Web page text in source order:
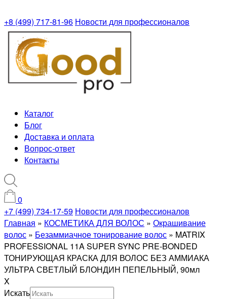
+8 (499) 717-81-96 Новости для профессионалов
Каталог
Блог
Доставка и оплата
Вопрос-ответ
Контакты
0
+7 (499) 734-17-59 Новости для профессионалов
Главная » КОСМЕТИКА ДЛЯ ВОЛОС » Окрашивание
волос » Безаммиачное тонирование волос » MATRIX
PROFESSIONAL 11A SUPER SYNC PRE-BONDED
ТОНИРУЮЩАЯ КРАСКА ДЛЯ ВОЛОС БЕЗ АММИАКА
УЛЬТРА СВЕТЛЫЙ БЛОНДИН ПЕПЕЛЬНЫЙ, 90мл
X
Искать